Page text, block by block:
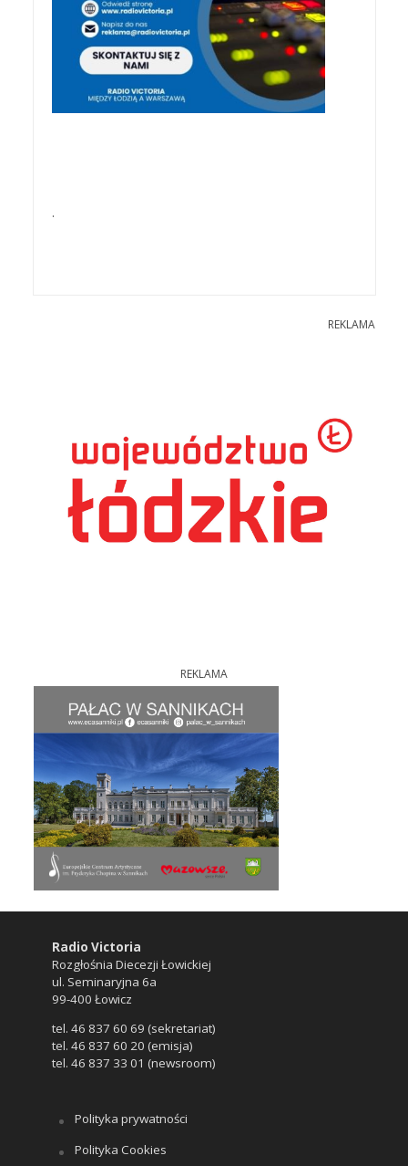
.
REKLAMA
REKLAMA
Radio Victoria
Rozgłośnia Diecezji Łowickiej
ul. Seminaryjna 6a
99-400 Łowicz
tel. 46 837 60 69 (sekretariat)
tel. 46 837 60 20 (emisja)
tel. 46 837 33 01 (newsroom)
Polityka prywatności
Polityka Cookies